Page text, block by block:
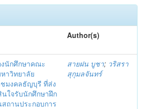
Author(s)
นักศึกษาคณะ
าวิทยาลัย
มงคลธัญบุรี ที่ส่ง
ใจรับนักศึกษาฝึก
ถานประกอบการ
สายฝน บูชา; วริสรา
สุกุมลจันทร์